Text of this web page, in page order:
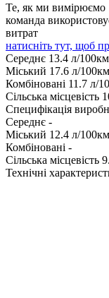
Те, як ми вимірюємо
команда
витрат
натисніть тут, щоб
Середнє 13.4 л/100км
Міський 17.6 л/100км
Комбіновані 11.7 л/
Сільська місцевість
Специфікація
Середнє -
Міський 12.4 л/100км
Комбіновані -
Сільська місцевість
Технічні